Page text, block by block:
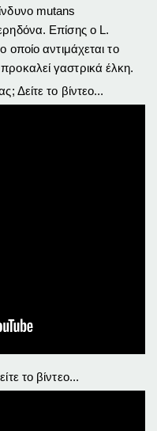
mutans
Επίσης ο L.
αντιμάχεται το
γαστρικά έλκη.
Δείτε το βίντεο...
το βίντεο...